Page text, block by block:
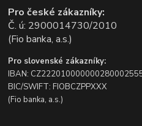
Pro české zákazníky:
Č. ú: 2900014730/2010
(Fio banka, a.s.)
Pro slovenské zákazníky:
IBAN:
BIC/SWIFT: FIOBCZPPXXX
(Fio banka, a.s.)